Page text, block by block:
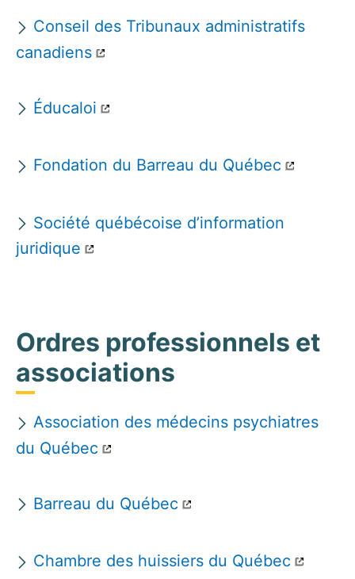
Conseil des Tribunaux administratifs
canadiens
Éducaloi
Fondation du Barreau du Québec
Société québécoise d’information
juridique
Ordres professionnels et
associations
Association des médecins psychiatres
du Québec
Barreau du Québec
Chambre des huissiers du Québec